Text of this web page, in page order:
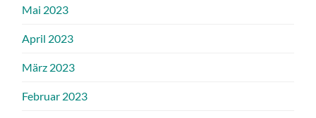
Mai 2023
April 2023
März 2023
Februar 2023